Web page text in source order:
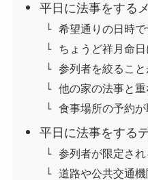
平日に法事をする
希望通りの日時
ちょうど祥月命
参列者を絞ること
他の家の法事と
食事場所の予約
平日に法事をする
参列者が限定され
道路や公共交通